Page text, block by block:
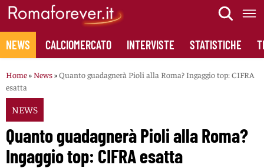
Skip
content
NEWS CALCIOMERCATO INTERVISTE STATISTICHE
Home» News»Quanto guadagnerà Pioli alla Roma? Ingaggio top: CIFRA
esatta
NEWS
Quanto guadagnerà Pioli alla Roma?
Ingaggio top: CIFRA esatta